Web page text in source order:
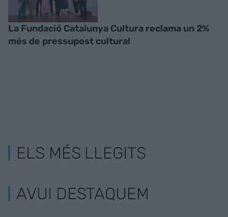
La Fundació Catalunya Cultura reclama un 2%
més de pressupost cultural
ELS MÉS LLEGITS
AVUI DESTAQUEM